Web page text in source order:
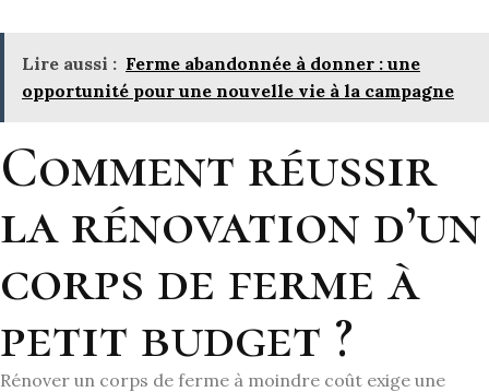
Lire aussi : Ferme abandonnée à donner : une
opportunité pour une nouvelle vie à la campagne
Comment réussir
la rénovation d’un
corps de ferme à
petit budget ?
Rénover un corps de ferme à moindre coût exige une